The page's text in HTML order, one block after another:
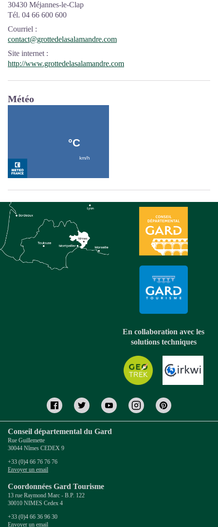
30430 Méjannes-le-Clap
Tél. 04 66 600 600
Courriel :
contact@grottedelasalamandre.com
Site internet :
http://www.grottedelasalamandre.com
Météo
En collaboration avec les
solutions techniques
Conseil départemental du Gard
Rue Guillemette
30044 Nîmes CEDEX 9
+33 (0)4 66 76 76 76
Envoyer un email
Coordonnées Gard Tourisme
13 rue Raymond Marc - B.P. 122
30010 NIMES Cedex 4
+33 (0)4 66 36 96 30
Envoyer un email